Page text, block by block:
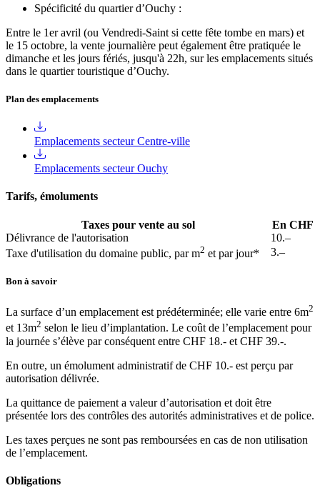
Spécificité du quartier d’Ouchy :
Entre le 1er avril (ou Vendredi-Saint si cette fête tombe en mars) et
le 15 octobre, la vente journalière peut également être pratiquée le
dimanche et les jours fériés, jusqu'à 22h, sur les emplacements situés
dans le quartier touristique d’Ouchy.
Plan des emplacements
Emplacements secteur Centre-ville
Emplacements secteur Ouchy
Tarifs, émoluments
Taxes pour vente au sol
En CHF
Délivrance de l'autorisation
10.–
Taxe d'utilisation du domaine public, par m2 et par jour* 3.–
Bon à savoir
La surface d’un emplacement est prédéterminée; elle varie entre 6m2
et 13m2 selon le lieu d’implantation. Le coût de l’emplacement pour
la journée s’élève par conséquent entre CHF 18.- et CHF 39.-.
En outre, un émolument administratif de CHF 10.- est perçu par
autorisation délivrée.
La quittance de paiement a valeur d’autorisation et doit être
présentée lors des contrôles des autorités administratives et de police.
Les taxes perçues ne sont pas remboursées en cas de non utilisation
de l’emplacement.
Obligations